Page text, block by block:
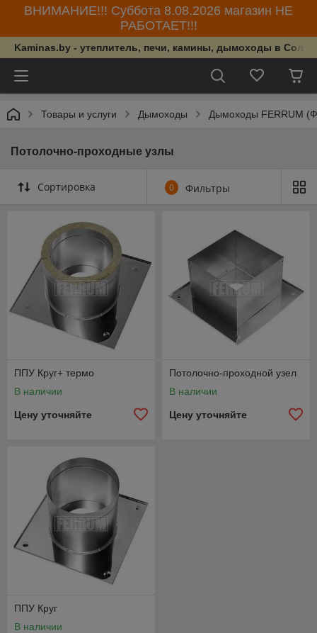
ВНИМАНИЕ!!! Суббота 8.08.2026 магазин НЕ
РАБОТАЕТ!!!
Kaminas.by - утеплитель, печи, камины, дымоходы в
Товары и услуги Дымоходы Дымоходы FERRUM
Потолочно-проходные узлы
Сортировка 0 Фильтры
ППУ Круг+ термо
В наличии
Цену уточняйте
Потолочно-проходной узел
В наличии
Цену уточняйте
ППУ Круг
В наличии